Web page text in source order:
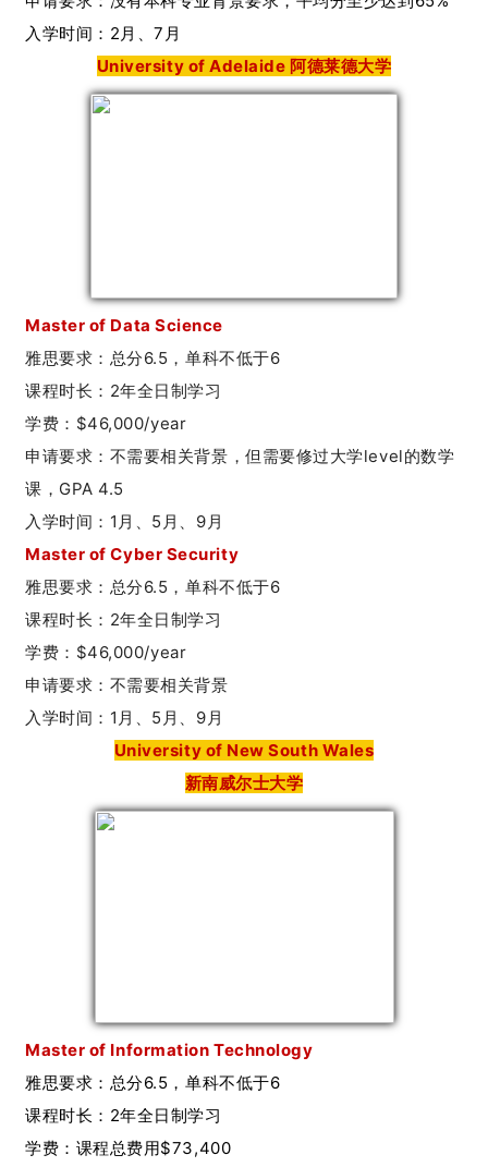
入学时间：2月、7月
University of Adelaide 阿德莱德大学
Master of Data Science
雅思要求： 总分6.5，单科不低于6
课程时长： 2年全日制学习
学费： $46,000/year
申请要求： 不需要相关背景，但需要修过大学level的数学
课，GPA 4.5
入学时间：1 月、5月、9月
Master of Cyber Security
雅思要求： 总分6.5，单科不低于6
课程时长： 2年全日制学习
学费： $46,000/year
申请要求： 不需要相关背景
入学时间：1 月、5月、9月
University of New South Wales
新南威尔士大学
Master of Information Technology
雅思要求：总分6.5，单科不低于6
课程时长：2年全日制学习
学费： 课程总费用$73,400